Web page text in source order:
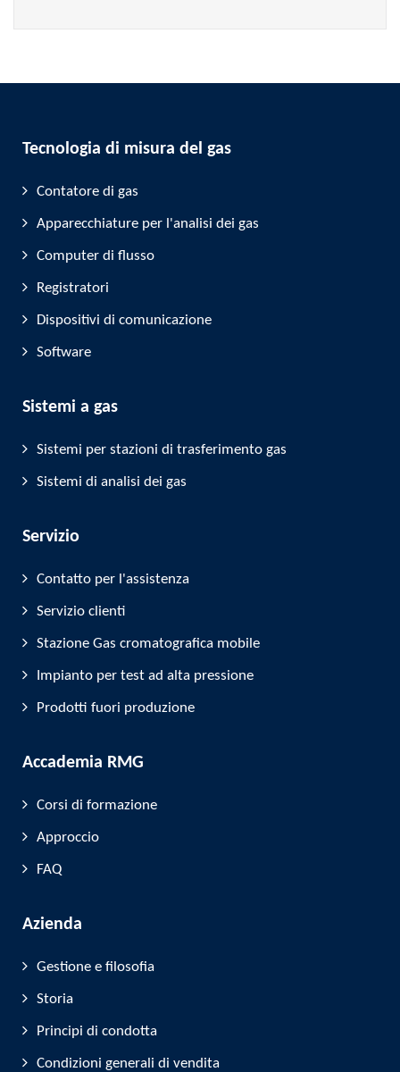
Tecnologia di misura del gas
Contatore di gas
Apparecchiature per l'analisi dei gas
Computer di flusso
Registratori
Dispositivi di comunicazione
Software
Sistemi a gas
Sistemi per stazioni di trasferimento gas
Sistemi di analisi dei gas
Servizio
Contatto per l'assistenza
Servizio clienti
Stazione Gas cromatografica mobile
Impianto per test ad alta pressione
Prodotti fuori produzione
Accademia RMG
Corsi di formazione
Approccio
FAQ
Azienda
Gestione e filosofia
Storia
Principi di condotta
Condizioni generali di vendita